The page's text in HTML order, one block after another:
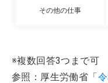
その他の仕事
※複数回答3つまで可
参照：厚生労働省「